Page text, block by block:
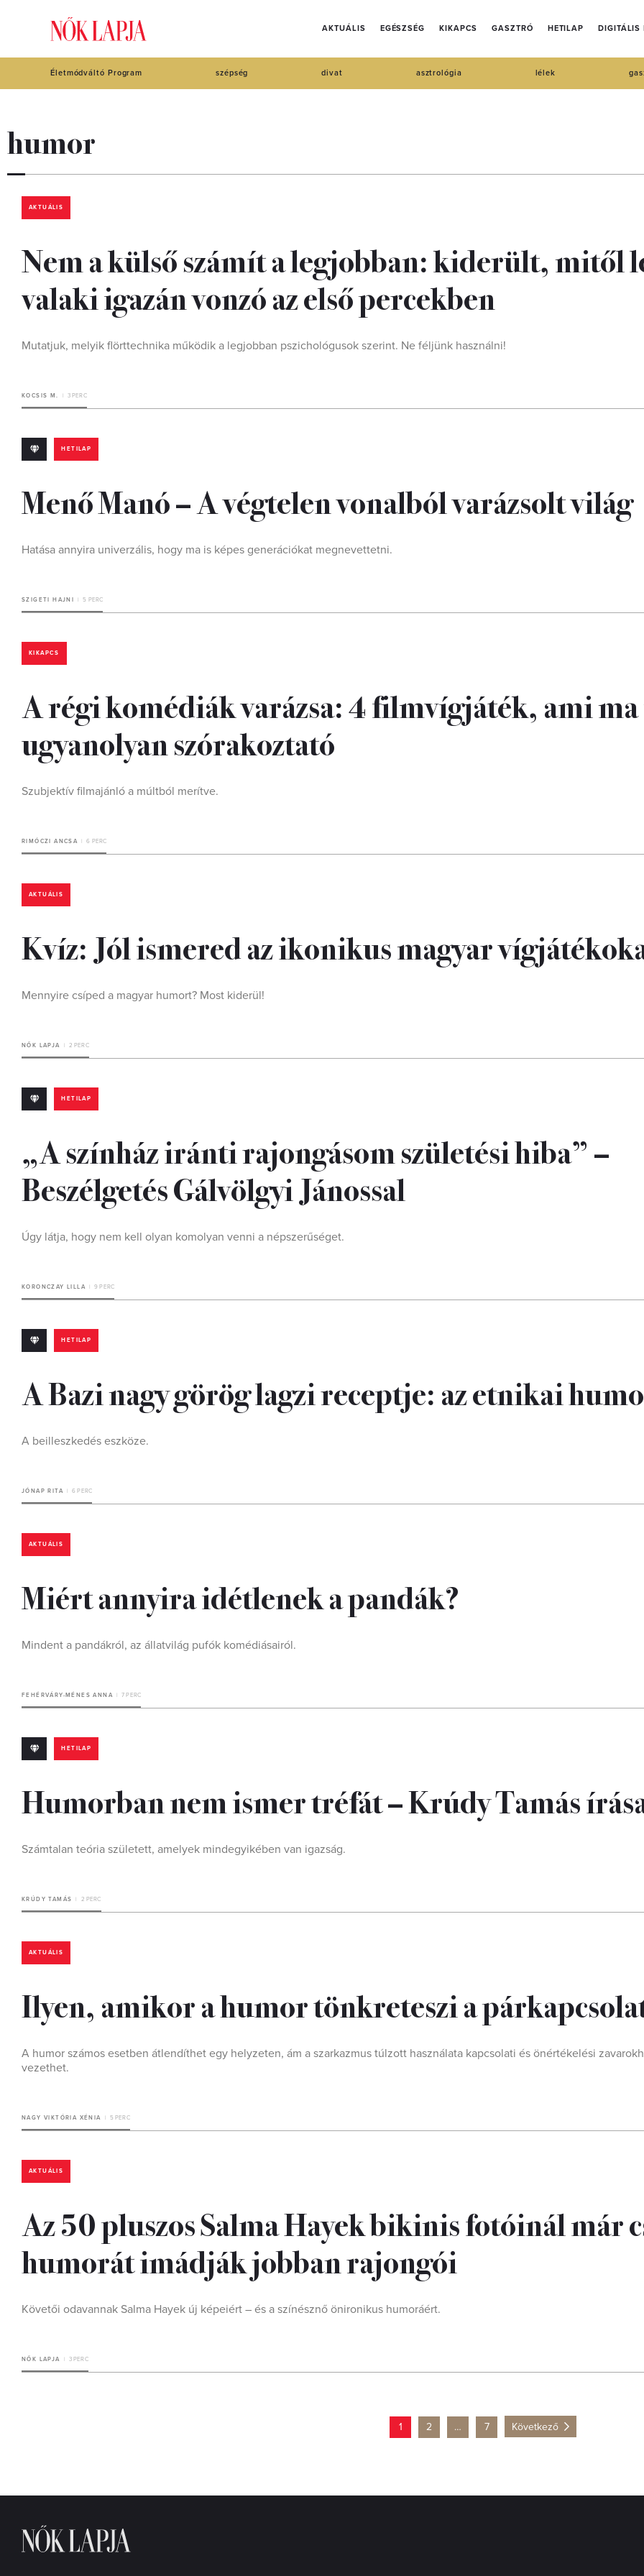
AKTUÁLIS EGÉSZSÉG KIKAPCS GASZTRÓ HETILAP DIGITÁLIS
Életmódváltó Program szépség divat asztrológia lélek
humor
AKTUÁLIS
Nem a külső számít a legjobban: kiderült, mitől
valaki igazán vonzó az első percekben
Mutatjuk, melyik flörttechnika működik a legjobban pszichológusok szerint. Ne féljünk használni!
KOCSIS M. 3 PERC
HETILAP
Menő Manó – A végtelen vonalból varázsolt világ
Hatása annyira univerzális, hogy ma is képes generációkat megnevettetni.
SZIGETI HAJNI 5 PERC
KIKAPCS
A régi komédiák varázsa: 4 filmvígjáték, ami ma
ugyanolyan szórakoztató
Szubjektív filmajánló a múltból merítve.
RIMÓCZI ANCSA 6 PERC
AKTUÁLIS
Kvíz: Jól ismered az ikonikus magyar
Mennyire csíped a magyar humort? Most kiderül!
NŐK LAPJA 2 PERC
HETILAP
„A színház iránti rajongásom születési hiba” –
Beszélgetés Gálvölgyi Jánossal
Úgy látja, hogy nem kell olyan komolyan venni a népszerűséget.
KORONCZAY LILLA 9 PERC
HETILAP
A Bazi nagy görög lagzi receptje: az etnikai
A beilleszkedés eszköze.
JÓNAP RITA 6 PERC
AKTUÁLIS
Miért annyira idétlenek a pandák?
Mindent a pandákról, az állatvilág pufók komédiásairól.
FEHÉRVÁRY-MÉNES ANNA 7 PERC
HETILAP
Humorban nem ismer tréfát – Krúdy Tamás
Számtalan teória született, amelyek mindegyikében van igazság.
KRÚDY TAMÁS 2 PERC
AKTUÁLIS
Ilyen, amikor a humor tönkreteszi a
A humor számos esetben átlendíthet egy helyzeten, ám a szarkazmus túlzott használata kapcsolati és önértékelési
vezethet.
NAGY VIKTÓRIA XÉNIA 5 PERC
AKTUÁLIS
Az 50 pluszos Salma Hayek bikinis fotóinál már
humorát imádják jobban rajongói
Követői odavannak Salma Hayek új képeiért – és a színésznő önironikus humoráért.
NŐK LAPJA 3 PERC
1 2 … 7 Következő